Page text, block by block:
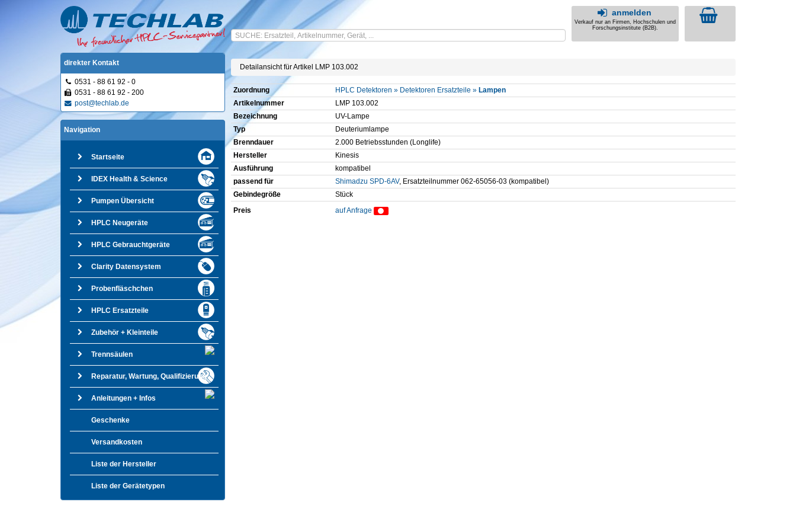
anmelden
Verkauf nur an Firmen, Hochschulen und
Forschungsinstitute (B2B).
direkter Kontakt
0531 - 88 61 92 - 0
0531 - 88 61 92 - 200
post@techlab.de
Navigation
Startseite
IDEX Health & Science
Pumpen Übersicht
HPLC Neugeräte
HPLC Gebrauchtgeräte
Clarity Datensystem
Probenfläschchen
HPLC Ersatzteile
Zubehör + Kleinteile
Trennsäulen
Reparatur, Wartung, Qualifizierung
Anleitungen + Infos
Geschenke
Versandkosten
Liste der Hersteller
Liste der Gerätetypen
Detailansicht für Artikel LMP 103.002
Zuordnung HPLC Detektoren » Detektoren Ersatzteile » Lampen
Artikelnummer
LMP 103.002
Bezeichnung
UV-Lampe
Typ
Deuteriumlampe
Brenndauer
2.000 Betriebsstunden (Longlife)
Hersteller
Kinesis
Ausführung
kompatibel
passend für
Shimadzu SPD-6AV, Ersatzteilnummer 062-65056-03 (kompatibel)
Gebindegröße
Stück
Preis auf Anfrage